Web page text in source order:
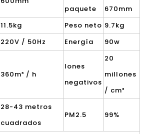
paquete
670mm
11.5kg Peso neto 9.7kg
220V / 50Hz Energía 90w
360m³ / h
Iones
negativos
20
millones
/ cm³
28-43 metros
cuadrados
PM2.5 99%